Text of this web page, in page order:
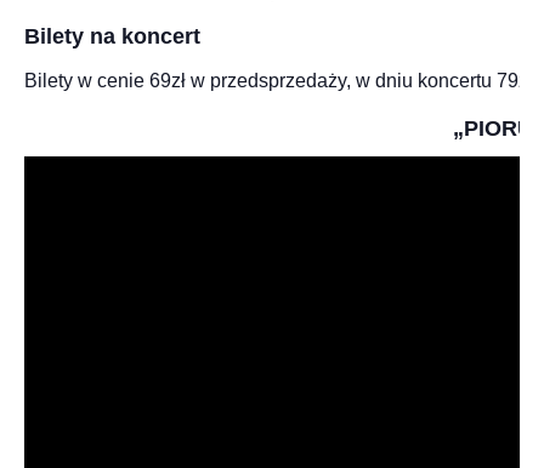
Bilety na koncert
Bilety w cenie 69zł w przedsprzedaży, w dniu koncertu